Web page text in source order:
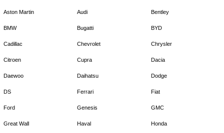
Aston Martin Audi Bentley
BMW Bugatti BYD
Cadillac Chevrolet Chrysler
Citroen Cupra Dacia
Daewoo Daihatsu Dodge
DS Ferrari Fiat
Ford Genesis GMC
Great Wall Haval Honda